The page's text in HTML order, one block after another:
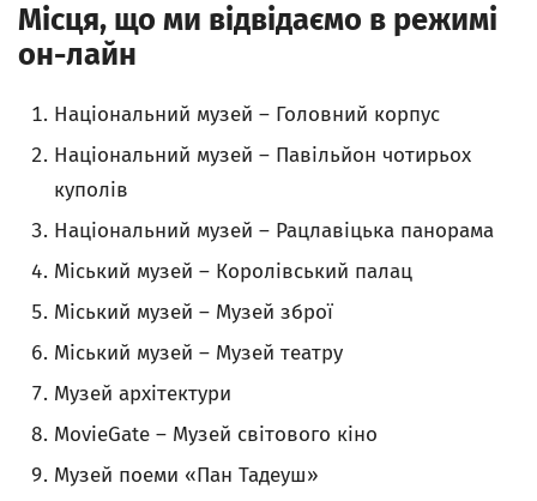
Місця, що ми відвідаємо в режимі
он-лайн
Національний музей – Головний корпус
Національний музей – Павільйон чотирьох
куполів
Національний музей – Рацлавіцька панорама
Міський музей – Королівський палац
Міський музей – Музей зброї
Міський музей – Музей театру
Музей архітектури
MovieGate – Музей світового кіно
Музей поеми «Пан Тадеуш»